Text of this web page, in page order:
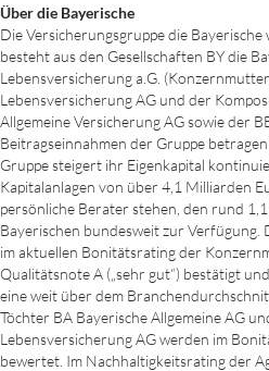
Über die Bayerische
Die Versicherungsgruppe die
besteht aus den Gesellschaften BY die
Lebensversicherung a.G.
Lebensversicherung AG und der
Allgemeine Versicherung AG sowie der
Beitragseinnahmen der Gruppe
Gruppe steigert ihr Eigenkapital
Kapitalanlagen von über 4,1 Milliarden
persönliche Berater stehen, den rund
Bayerischen bundesweit zur
im aktuellen Bonitätsrating der
Qualitätsnote A („sehr gut“) bestätigt
eine weit über dem
Töchter BA Bayerische Allgemeine AG
Lebensversicherung AG werden im
bewertet. Im Nachhaltigkeitsrating der